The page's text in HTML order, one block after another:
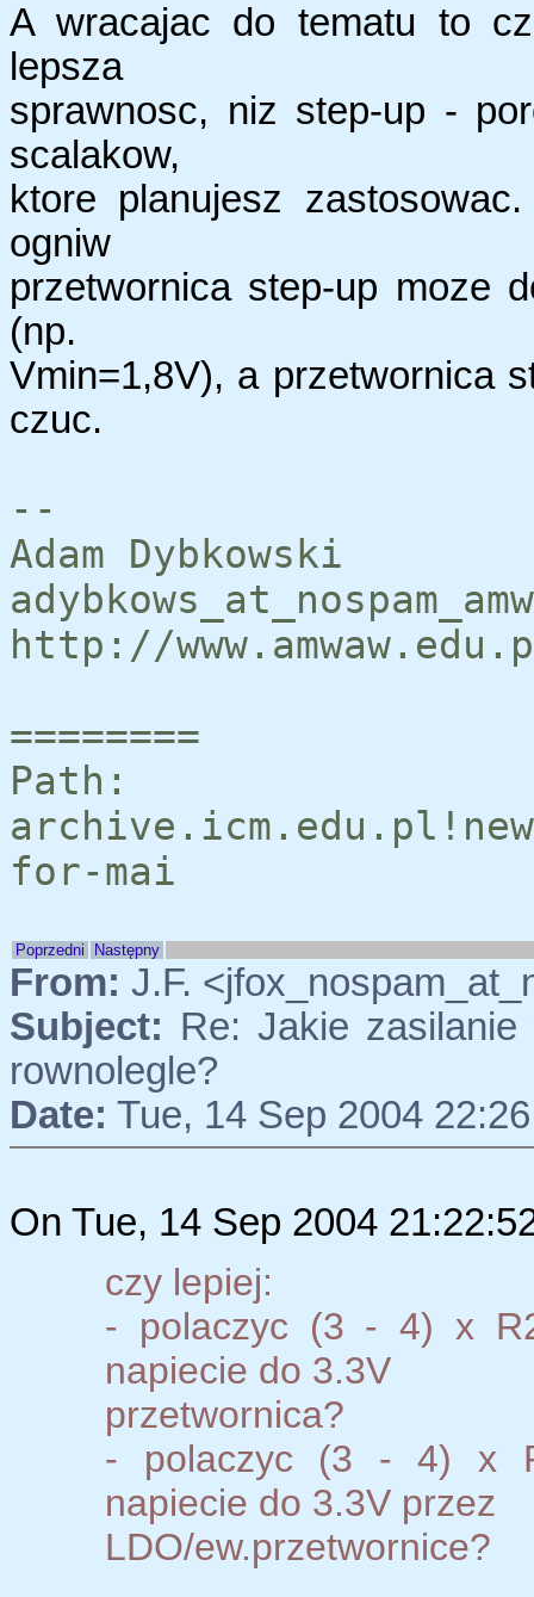
A wracajac do tematu to
lepsza
sprawnosc, niz step-up -
scalakow,
ktore planujesz
ogniw
przetwornica step-up moze
(np.
Vmin=1,8V), a przetwornica
czuc.
--
Adam Dybkowski
http://
========
for-mai
Poprzedni Następny
From: J.F.
Subject: Re: Jakie
rownolegle?
Date: Tue, 14 Sep 2004
On Tue, 14 Sep 2004
czy lepiej:
- polaczyc (3 - 4) x
napiecie do 3.3V
przetwornica?
- polaczyc (3 - 4) x
napiecie do 3.3V przez
LDO/ew.przetwornice?